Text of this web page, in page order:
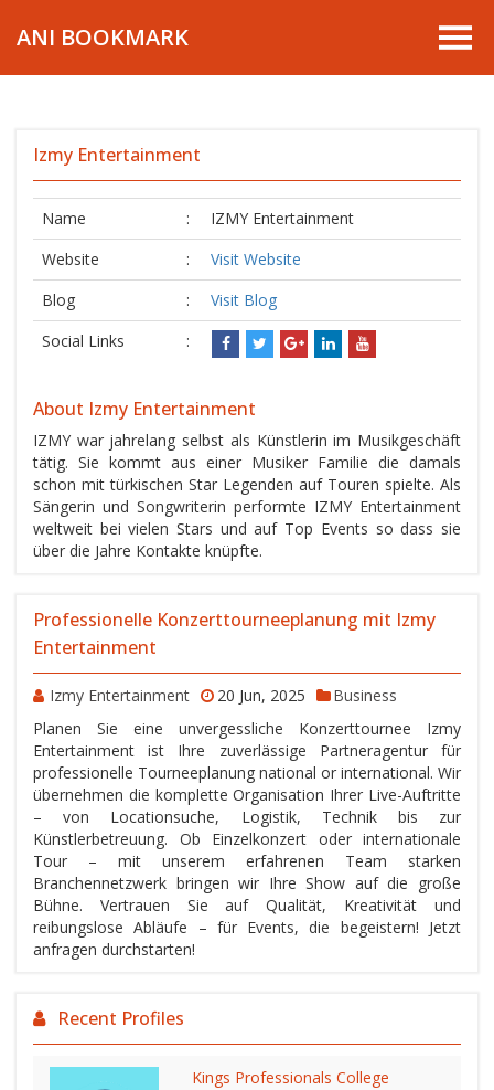
ANI BOOKMARK
Izmy Entertainment
Name :
IZMY Entertainment
Website
:
Visit Website
Blog
:
Visit Blog
Social Links
:
About Izmy Entertainment
IZMY war jahrelang selbst als Künstlerin im Musikgeschäft
tätig. Sie kommt aus einer Musiker Familie die damals
schon mit türkischen Star Legenden auf Touren spielte. Als
Sängerin und Songwriterin performte IZMY Entertainment
weltweit bei vielen Stars und auf Top Events so dass sie
über die Jahre Kontakte knüpfte.
Professionelle Konzerttourneeplanung mit Izmy
Entertainment
Izmy Entertainment 20 Jun, 2025
Business
Planen Sie eine unvergessliche Konzerttournee Izmy
Entertainment ist Ihre zuverlässige Partneragentur für
professionelle Tourneeplanung national or international. Wir
übernehmen die komplette Organisation Ihrer Live-Auftritte
– von Locationsuche, Logistik, Technik bis zur
Künstlerbetreuung. Ob Einzelkonzert oder internationale
Tour – mit unserem erfahrenen Team starken
Branchennetzwerk bringen wir Ihre Show auf die große
Bühne. Vertrauen Sie auf Qualität, Kreativität und
reibungslose Abläufe – für Events, die begeistern! Jetzt
anfragen durchstarten!
Recent Profiles
Kings Professionals College